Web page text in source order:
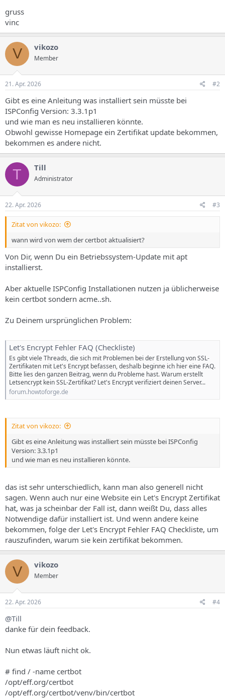
gruss
vinc
V vikozo
Member
21. Apr. 2026 #2
Gibt es eine Anleitung was installiert sein müsste bei
ISPConfig Version: 3.3.1p1
und wie man es neu installieren könnte.
Obwohl gewisse Homepage ein Zertifikat update bekommen,
bekommen es andere nicht.
T Till
Administrator
22. Apr. 2026 #3
Zitat von vikozo:
wann wird von wem der certbot aktualisiert?
Von Dir, wenn Du ein Betriebssystem-Update mit apt
installierst.
Aber aktuelle ISPConfig Installationen nutzen ja üblicherweise
kein certbot sondern acme..sh.
Zu Deinem ursprünglichen Problem:
Let's Encrypt Fehler FAQ (Checkliste)
Es gibt viele Threads, die sich mit Problemen bei der Erstellung von SSL-
Zertifikaten mit Let's Encrypt befassen, deshalb beginne ich hier eine FAQ.
Bitte lies den ganzen Beitrag, wenn du Probleme hast. Warum erstellt
Letsencrypt kein SSL-Zertifikat? Let's Encrypt verifiziert deinen Server...
forum.howtoforge.de
Zitat von vikozo:
Gibt es eine Anleitung was installiert sein müsste bei ISPConfig
Version: 3.3.1p1
und wie man es neu installieren könnte.
das ist sehr unterschiedlich, kann man also generell nicht
sagen. Wenn auch nur eine Website ein Let's Encrypt Zertifikat
hat, was ja scheinbar der Fall ist, dann weißt Du, dass alles
Notwendige dafür installiert ist. Und wenn andere keine
bekommen, folge der Let's Encrypt Fehler FAQ Checkliste, um
rauszufinden, warum sie kein zertifikat bekommen.
V vikozo
Member
22. Apr. 2026 #4
@Till
danke für dein feedback.
Nun etwas läuft nicht ok.
# find / -name certbot
/opt/eff.org/certbot
/opt/eff.org/certbot/venv/bin/certbot